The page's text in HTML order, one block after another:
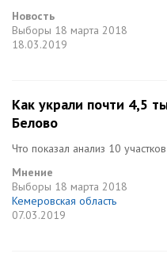
Новость
Выборы 18 марта 2018
18.03.2019
Как украли почти 4,5
Белово
Что показал анализ 10
Мнение
Выборы 18 марта 2018
Кемеровская область
07.03.2019